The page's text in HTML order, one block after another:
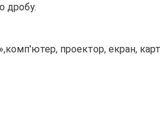
дробу.
проектор, екран,